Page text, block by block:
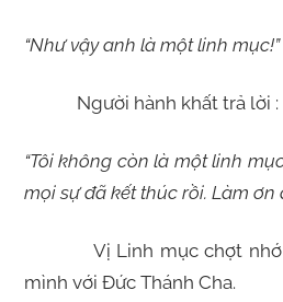
“Như vậy anh là một linh mục!”
Người hành khất trả lời :
“Tôi không còn là một linh
mọi sự đã kết thúc rồi. Làm ơn
Vị Linh mục chợt nhớ
mình với Đức Thánh Cha.